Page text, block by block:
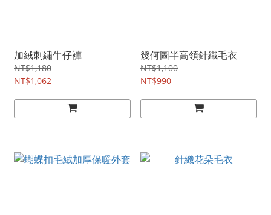
加絨刺繡牛仔褲
NT$1,180
NT$1,062
幾何圖半高領針織毛衣
NT$1,100
NT$990